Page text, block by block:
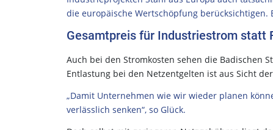
die europäische Wertschöpfung berücksichtigen.
Gesamtpreis für Industriestrom statt
Auch bei den Stromkosten sehen die Badischen
Entlastung bei den Netzentgelten ist aus Sicht
„Damit Unternehmen wie wir wieder planen
verlässlich senken“, so Glück.